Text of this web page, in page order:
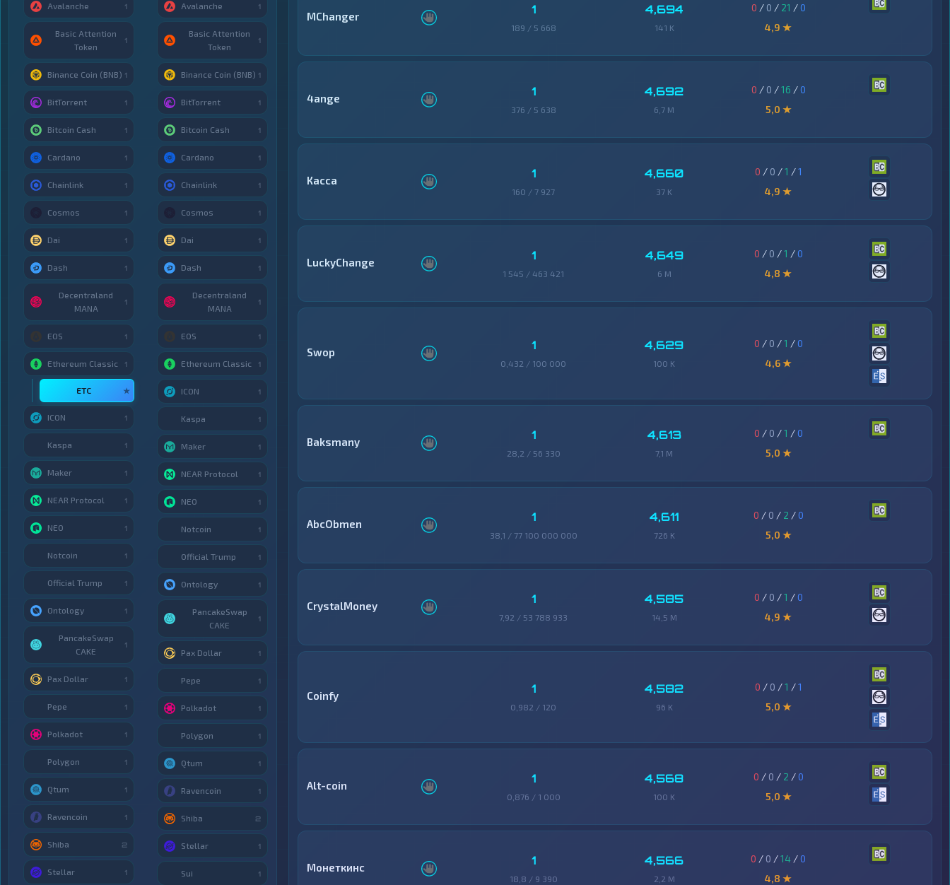
MChanger 1
189 / 5 668
4,694
141 K
0 / 0 / 21 /0
4,9 ★
4ange 1
376 / 5 638
4,692
6,7 M
0 / 0 /16 /0
5,0 ★
Касса 1
160 / 7 927
4,660
37 K
0 / 0 /1 /1
4,9 ★
LuckyChange 1
1 545 / 463 421
4,649
6 M
0 / 0 /1 /0
4,8 ★
Swop 1
0,432 / 100 000
4,629
100 K
0 / 0 /1 /0
4,6 ★
Baksmany 1
28,2 / 56 330
4,613
7,1 M
0 / 0 /1 /0
5,0 ★
AbcObmen 1
38,1 / 77 100 000 000
4,611
726 K
0 / 0 / 2 /0
5,0 ★
CrystalMoney 1
7,92 / 53 788 933
4,585
14,5 M
0 / 0 /1 /0
4,9 ★
Coinfy 1
0,982 / 120
4,582
96 K
0 / 0 /1 /1
5,0 ★
Alt-coin 1
0,876 / 1 000
4,568
100 K
0 / 0 / 2 /0
5,0 ★
Монеткинс 1
18,8 / 9 390
4,566
2,2 M
0 / 0 /14 /0
4,8 ★
Avalanche 1
Basic Attention
Token
1
Binance Coin (BNB) 1
BitTorrent 1
Bitcoin Cash 1
Cardano 1
Chainlink 1
Cosmos 1
Dai 1
Dash 1
Decentraland
MANA
1
EOS 1
Ethereum Classic 1
ETC ★
ICON 1
Kaspa 1
Maker 1
NEAR Protocol 1
NEO 1
Notcoin 1
Official Trump 1
Ontology 1
PancakeSwap
CAKE
1
Pax Dollar 1
Pepe 1
Polkadot 1
Polygon 1
Qtum 1
Ravencoin 1
Shiba 2
Stellar 1
Avalanche 1
Basic Attention
Token
1
Binance Coin (BNB) 1
BitTorrent 1
Bitcoin Cash 1
Cardano 1
Chainlink 1
Cosmos 1
Dai 1
Dash 1
Decentraland
MANA
1
EOS 1
Ethereum Classic 1
ICON 1
Kaspa 1
Maker 1
NEAR Protocol 1
NEO 1
Notcoin 1
Official Trump 1
Ontology 1
PancakeSwap
CAKE
1
Pax Dollar 1
Pepe 1
Polkadot 1
Polygon 1
Qtum 1
Ravencoin 1
Shiba 2
Stellar 1
Sui 1